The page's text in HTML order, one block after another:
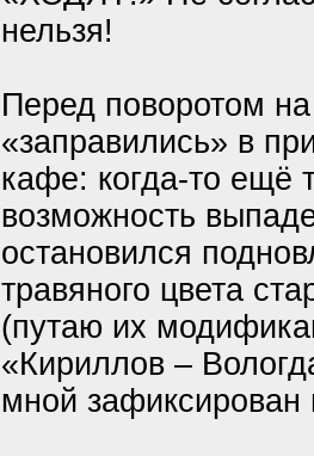
нельзя!
Перед поворотом
«заправились» в
кафе: когда-то ещё
возможность
остановился
травяного цвета
(путаю их
«Кириллов –
мной зафиксирован